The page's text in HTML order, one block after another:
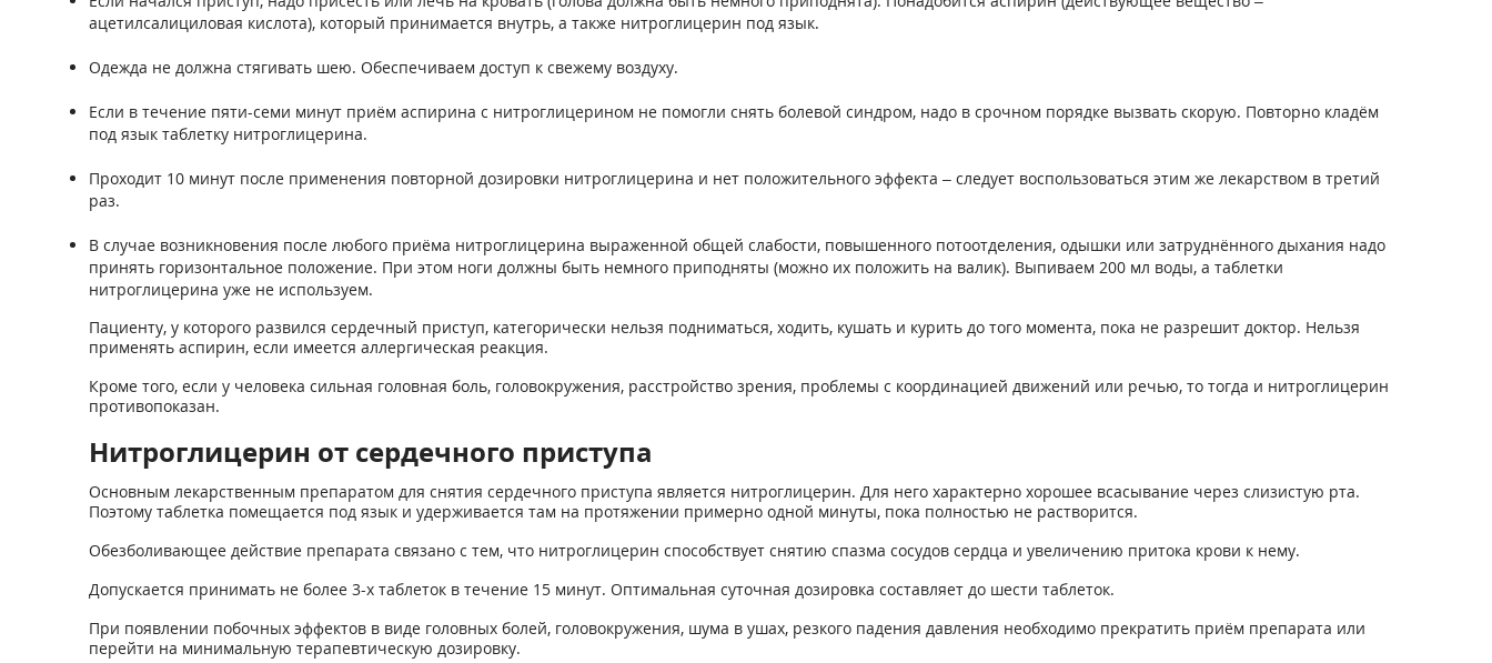
ацетилсалициловая кислота), который принимается внутрь, а также нитроглицерин под язык.
Одежда не должна стягивать шею. Обеспечиваем доступ к свежему воздуху.
Если в течение пяти-семи минут приём аспирина с нитроглицерином не помогли снять болевой синдром, надо в срочном порядке вызвать скорую. Повторно кладём
под язык таблетку нитроглицерина.
Проходит 10 минут после применения повторной дозировки нитроглицерина и нет положительного эффекта – следует воспользоваться этим же лекарством в третий
раз.
В случае возникновения после любого приёма нитроглицерина выраженной общей слабости, повышенного потоотделения, одышки или затруднённого дыхания надо
принять горизонтальное положение. При этом ноги должны быть немного приподняты (можно их положить на валик). Выпиваем 200 мл воды, а таблетки
нитроглицерина уже не используем.
Пациенту, у которого развился сердечный приступ, категорически нельзя подниматься, ходить, кушать и курить до того момента, пока не разрешит доктор. Нельзя
применять аспирин, если имеется аллергическая реакция.
Кроме того, если у человека сильная головная боль, головокружения, расстройство зрения, проблемы с координацией движений или речью, то тогда и нитроглицерин
противопоказан.
Нитроглицерин от сердечного приступа
Основным лекарственным препаратом для снятия сердечного приступа является нитроглицерин. Для него характерно хорошее всасывание через слизистую рта.
Поэтому таблетка помещается под язык и удерживается там на протяжении примерно одной минуты, пока полностью не растворится.
Обезболивающее действие препарата связано с тем, что нитроглицерин способствует снятию спазма сосудов сердца и увеличению притока крови к нему.
Допускается принимать не более 3-х таблеток в течение 15 минут. Оптимальная суточная дозировка составляет до шести таблеток.
При появлении побочных эффектов в виде головных болей, головокружения, шума в ушах, резкого падения давления необходимо прекратить приём препарата или
перейти на минимальную терапевтическую дозировку.